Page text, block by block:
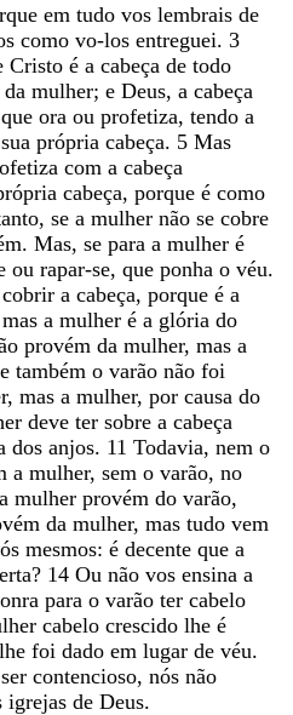
em tudo vos lembrais de
como vo-los entreguei. 3
Cristo é a cabeça de todo
da mulher; e Deus, a cabeça
que ora ou profetiza, tendo a
sua própria cabeça. 5 Mas
com a cabeça
cabeça, porque é como
, se a mulher não se cobre
. Mas, se para a mulher é
ou rapar-se, que ponha o véu.
cobrir a cabeça, porque é a
mas a mulher é a glória do
provém da mulher, mas a
também o varão não foi
, mas a mulher, por causa do
deve ter sobre a cabeça
dos anjos. 11 Todavia, nem o
a mulher, sem o varão, no
a mulher provém do varão,
da mulher, mas tudo vem
mesmos: é decente que a
? 14 Ou não vos ensina a
para o varão ter cabelo
cabelo crescido lhe é
lhe foi dado em lugar de véu.
ser contencioso, nós não
igrejas de Deus.